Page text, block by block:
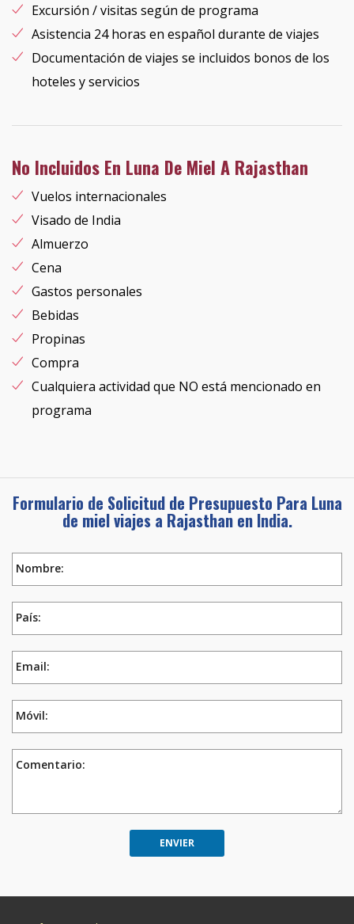
Excursión / visitas según de programa
Asistencia 24 horas en español durante de viajes
Documentación de viajes se incluidos bonos de los
hoteles y servicios
No Incluidos En Luna De Miel A Rajasthan
Vuelos internacionales
Visado de India
Almuerzo
Cena
Gastos personales
Bebidas
Propinas
Compra
Cualquiera actividad que NO está mencionado en
programa
Formulario de Solicitud de Presupuesto Para Luna
de miel viajes a‎ Rajasthan en India.
Nombre:
País:
Email:
Móvil:
Comentario: